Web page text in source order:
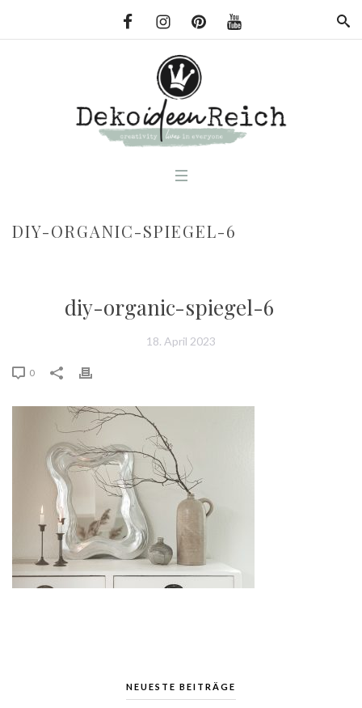
DIY-ORGANIC-SPIEGEL-6
diy-organic-spiegel-6
18. April 2023
0
NEUESTE BEITRÄGE